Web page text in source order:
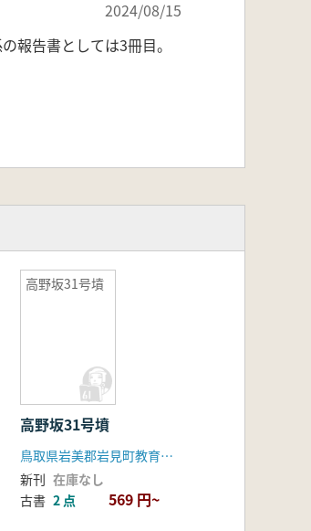
2024/08/15
報告書としては3冊目。
高野坂31号墳
高野坂31号墳
鳥取県岩美郡岩見町教育委員会
新刊 在庫なし
古書 2 点 569 円~